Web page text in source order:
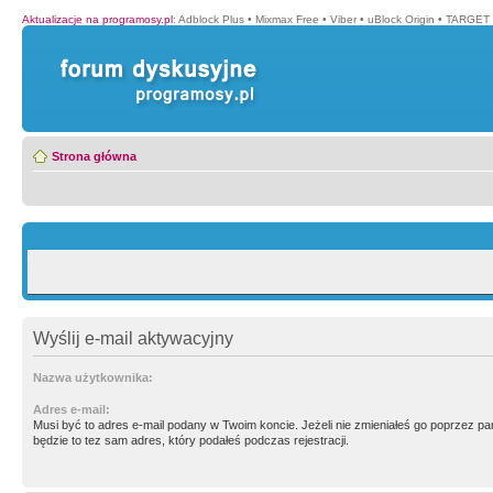
Aktualizacje na programosy.pl: Adblock Plus • Mixmax Free • Viber • uBlock Origin • TARGET
Strona główna
Wyślij e-mail aktywacyjny
Nazwa użytkownika:
Adres e-mail:
Musi być to adres e-mail podany w Twoim koncie. Jeżeli nie zmieniałeś go poprzez
będzie to tez sam adres, który podałeś podczas rejestracji.